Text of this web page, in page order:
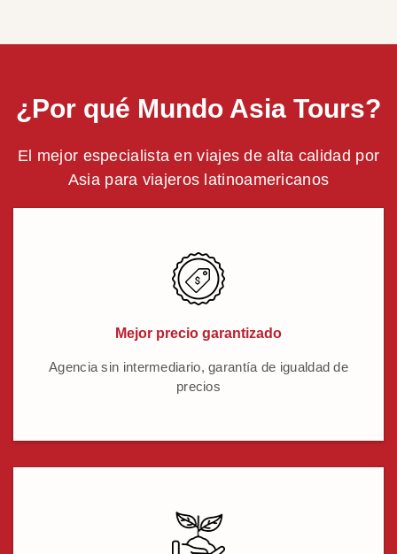
¿Por qué Mundo Asia Tours?
El mejor especialista en viajes de alta calidad por
Asia para viajeros latinoamericanos
Mejor precio garantizado
Agencia sin intermediario, garantía de igualdad de
precios